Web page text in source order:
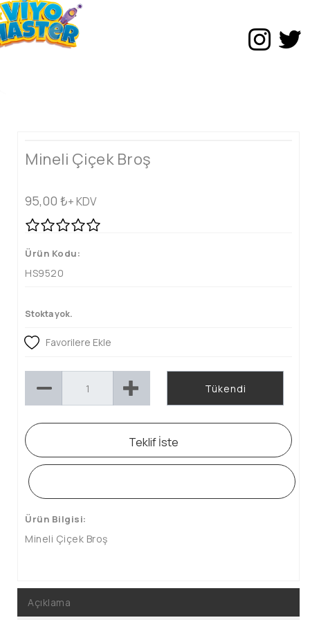
Mineli Çiçek Broş
95,00 ₺+ KDV
Ürün Kodu:
HS9520
Stokta yok.
Favorilere Ekle
Tükendi
Teklif İste
Ürün Bilgisi:
Mineli Çiçek Broş
Açıklama